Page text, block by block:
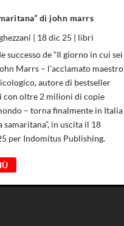
di john marrs
| 18 dic 25 | libri
successo de “Il giorno in cui sei
Marrs – l’acclamato maestro
autore di bestseller
con oltre 2 milioni di copie
– torna finalmente in Italia
samaritana”, in uscita il 18
per Indomitus Publishing.